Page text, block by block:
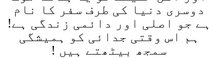
دوسری دنیا کی طرف سفر کا نام
ہے جو اصلی اور دائمی زندگی ہے!
ہم اس وقتی جدائی کو ہمیشگی
سمجھ بیٹھتے ہیں !